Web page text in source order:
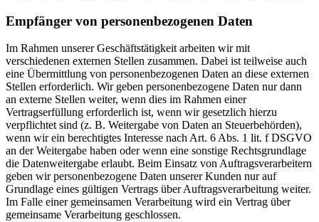
Empfänger von personenbezogenen Daten
Im Rahmen unserer Geschäftstätigkeit arbeiten wir mit
verschiedenen externen Stellen zusammen. Dabei ist teilweise auch
eine Übermittlung von personenbezogenen Daten an diese externen
Stellen erforderlich. Wir geben personenbezogene Daten nur dann
an externe Stellen weiter, wenn dies im Rahmen einer
Vertragserfüllung erforderlich ist, wenn wir gesetzlich hierzu
verpflichtet sind (z. B. Weitergabe von Daten an Steuerbehörden),
wenn wir ein berechtigtes Interesse nach Art. 6 Abs. 1 lit. f DSGVO
an der Weitergabe haben oder wenn eine sonstige Rechtsgrundlage
die Datenweitergabe erlaubt. Beim Einsatz von Auftragsverarbeitern
geben wir personenbezogene Daten unserer Kunden nur auf
Grundlage eines gültigen Vertrags über Auftragsverarbeitung weiter.
Im Falle einer gemeinsamen Verarbeitung wird ein Vertrag über
gemeinsame Verarbeitung geschlossen.